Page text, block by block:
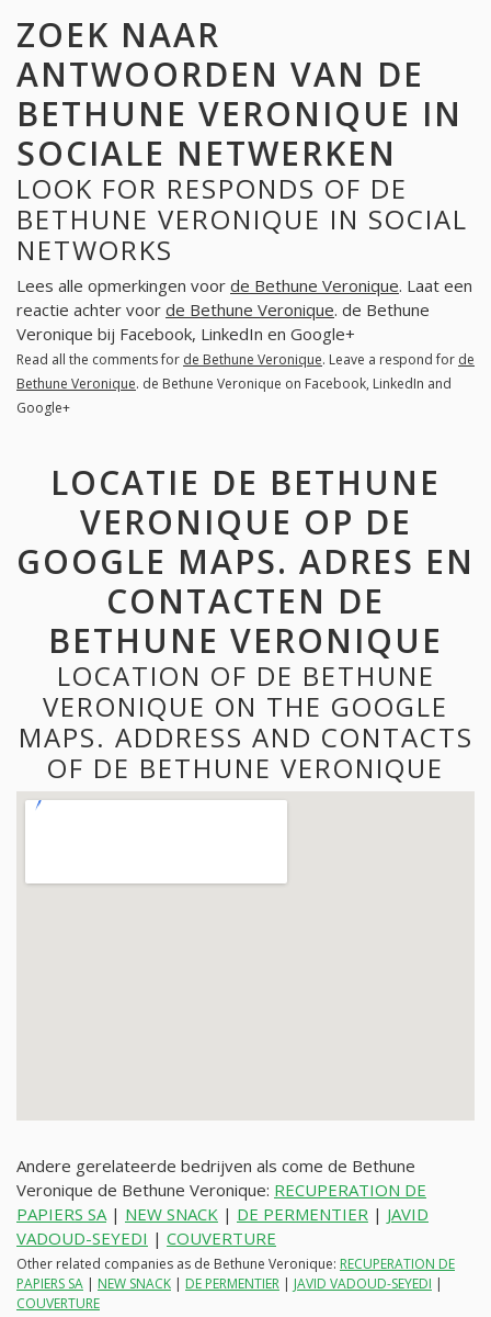
ZOEK NAAR
ANTWOORDEN VAN DE
BETHUNE VERONIQUE IN
SOCIALE NETWERKEN
LOOK FOR RESPONDS OF DE
BETHUNE VERONIQUE IN SOCIAL
NETWORKS
Lees alle opmerkingen voor de Bethune Veronique. Laat een
reactie achter voor de Bethune Veronique. de Bethune
Veronique bij Facebook, LinkedIn en Google+
Read all the comments for de Bethune Veronique. Leave a respond for de
Bethune Veronique. de Bethune Veronique on Facebook, LinkedIn and
Google+
LOCATIE DE BETHUNE
VERONIQUE OP DE
GOOGLE MAPS. ADRES EN
CONTACTEN DE
BETHUNE VERONIQUE
LOCATION OF DE BETHUNE
VERONIQUE ON THE GOOGLE
MAPS. ADDRESS AND CONTACTS
OF DE BETHUNE VERONIQUE
Andere gerelateerde bedrijven als come de Bethune
Veronique de Bethune Veronique: RECUPERATION DE
PAPIERS SA| NEW SNACK | DE PERMENTIER | JAVID
VADOUD-SEYEDI | COUVERTURE
Other related companies as de Bethune Veronique: RECUPERATION DE
PAPIERS SA | NEW SNACK | DE PERMENTIER | JAVID VADOUD-SEYEDI |
COUVERTURE